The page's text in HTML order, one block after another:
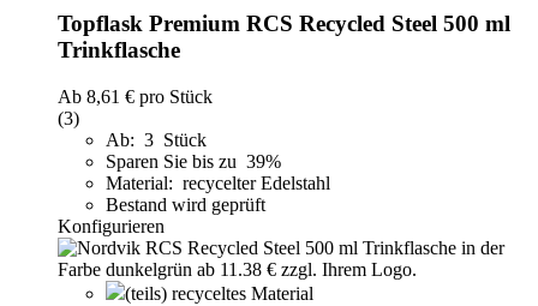
Topflask Premium RCS Recycled Steel 500 ml
Trinkflasche
Ab 8,61 € pro Stück
(3)
Ab: 3 Stück
Sparen Sie bis zu 39%
Material: recycelter Edelstahl
Bestand wird geprüft
Konfigurieren
(teils) recyceltes Material